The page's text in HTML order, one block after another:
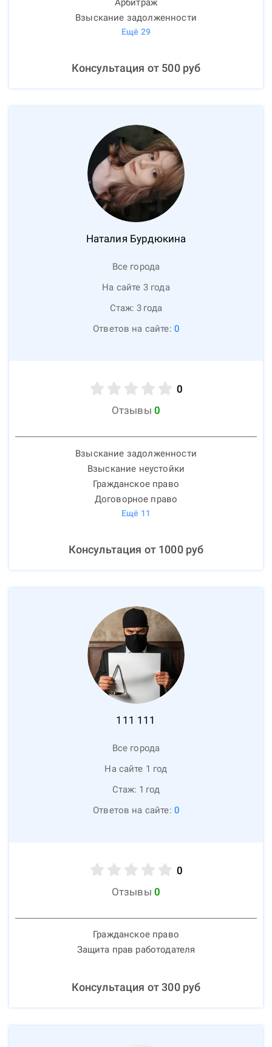
Арбитраж
Взыскание задолженности
Ещё 29
Консультация от 500руб
Наталия Бурдюкина
Все города
На сайте 3 года
Стаж: 3 года
Ответов на сайте: 0
0
Отзывы 0
Взыскание задолженности
Взыскание неустойки
Гражданское право
Договорное право
Ещё 11
Консультация от 1000руб
111 111
Все города
На сайте 1 год
Стаж: 1 год
Ответов на сайте: 0
0
Отзывы 0
Гражданское право
Защита прав работодателя
Консультация от300руб